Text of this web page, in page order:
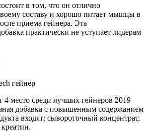
в том, что он отлично
составу и хорошо питает мышцы в
приема гейнера. Эта
практически не уступает лидерам
4 место среди лучших гейнеров 2019
добавка с повышенным содержанием
входят: сывороточный концентрат,